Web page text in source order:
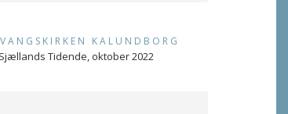
KALUNDBORG
Tidende, oktober 2022